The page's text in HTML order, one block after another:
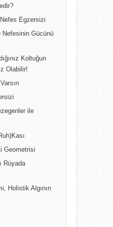
Egzersizi
Nefesinin Gücünü
Koltuğun
Olabilir!
ile
Geometrisi
Rüyada
Holistik Algının